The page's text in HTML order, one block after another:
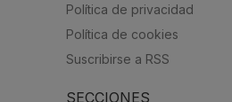
Política de privacidad
Política de cookies
Suscribirse a RSS
SECCIONES